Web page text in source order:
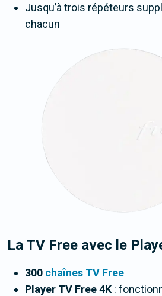
Jusqu’à trois répéteurs
chacun
La TV Free avec le
300 chaînes TV Free
Player TV Free 4K :